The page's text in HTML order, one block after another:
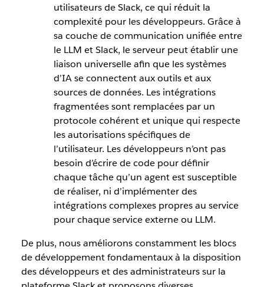
utilisateurs de Slack, ce qui réduit la
complexité pour les développeurs. Grâce à
sa couche de communication unifiée entre
le LLM et Slack, le serveur peut établir une
liaison universelle afin que les systèmes
d’IA se connectent aux outils et aux
sources de données. Les intégrations
fragmentées sont remplacées par un
protocole cohérent et unique qui respecte
les autorisations spécifiques de
l’utilisateur. Les développeurs n’ont pas
besoin d’écrire de code pour définir
chaque tâche qu’un agent est susceptible
de réaliser, ni d’implémenter des
intégrations complexes propres au service
pour chaque service externe ou LLM.
De plus, nous améliorons constamment les blocs
de développement fondamentaux à la disposition
des développeurs et des administrateurs sur la